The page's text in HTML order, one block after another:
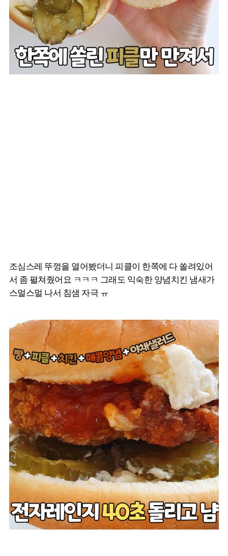
조심스레 뚜껑을 열어봤더니 피클이 한쪽에 다 쏠려있어
서 좀 펼쳐줬어요 ㅋㅋㅋ 그래도 익숙한 양념치킨 냄새가
스멀스멀 나서 침샘 자극 ㅠ